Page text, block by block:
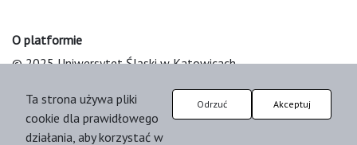
O platformie
© 2025 Uniwersytet Śląski w Katowicach
Platform & Workflow by OJS/PKP
Ta strona używa pliki
cookie dla prawidłowego
działania, aby korzystać w
Odrzuć Akceptuj